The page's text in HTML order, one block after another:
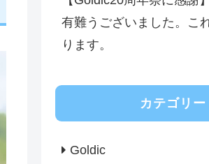
有難うございました。こ
ります。
カテゴリー
Goldic